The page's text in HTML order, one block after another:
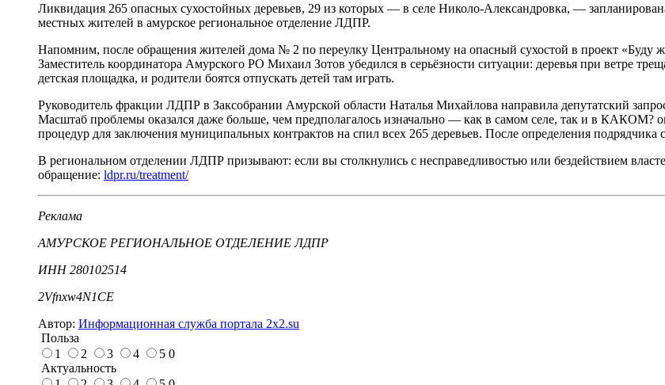
Ликвидация 265 опасных сухостойных деревьев, 29 из которых — в селе Николо-Александровка, —
местных жителей в амурское региональное отделение ЛДПР.
Напомним, после обращения жителей дома № 2 по переулку Центральному на опасный сухостой в проект
Заместитель координатора Амурского РО Михаил Зотов убедился в серьёзности ситуации: деревья при ветре
детская площадка, и родители боятся отпускать детей там играть.
Руководитель фракции ЛДПР в Заксобрании Амурской области Наталья Михайлова направила депутатский
Масштаб проблемы оказался даже больше, чем предполагалось изначально — как в самом селе, так и в КАКОМ?
процедур для заключения муниципальных контрактов на спил всех 265 деревьев. После определения подрядчика
В региональном отделении ЛДПР призывают: если вы столкнулись с несправедливостью или бездействием
обращение: ldpr.ru/treatment/
Реклама
АМУРСКОЕ РЕГИОНАЛЬНОЕ ОТДЕЛЕНИЕ ЛДПР
ИНН 280102514
2Vfnxw4N1CE
Автор: Информационная служба портала 2x2.su
Польза
1
2 3 4 5 0
Актуальность